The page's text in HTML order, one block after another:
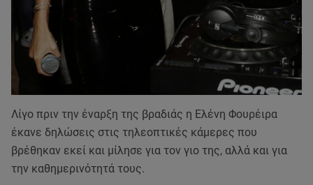
Λίγο πριν την έναρξη της βραδιάς η Ελένη Φουρέιρα
έκανε δηλώσεις στις τηλεοπτικές κάμερες που
βρέθηκαν εκεί και μίλησε για τον γιο της, αλλά και για
την καθημερινότητά τους.